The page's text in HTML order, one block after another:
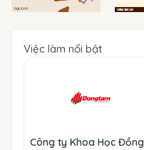
Việc làm nổi bật
Công ty Khoa Học Đồng